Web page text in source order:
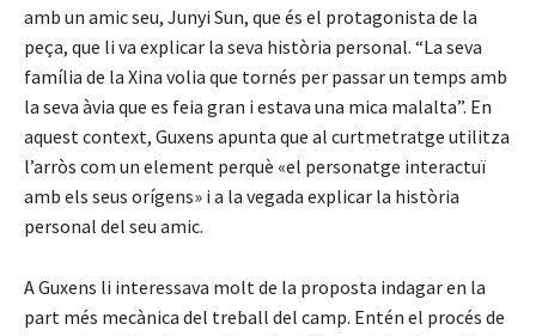
amb un amic seu, Junyi Sun, que és el protagonista de la
peça, que li va explicar la seva història personal. “La seva
família de la Xina volia que tornés per passar un temps amb
la seva àvia que es feia gran i estava una mica malalta”. En
aquest context, Guxens apunta que al curtmetratge utilitza
l’arròs com un element perquè «el personatge interactuï
amb els seus orígens» i a la vegada explicar la història
personal del seu amic.
A Guxens li interessava molt de la proposta indagar en la
part més mecànica del treball del camp. Entén el procés de